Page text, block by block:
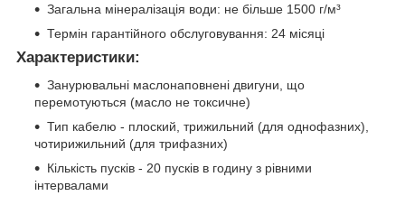
Загальна мінералізація води: не більше 1500 г/м³
Термін гарантійного обслуговування: 24 місяці
Характеристики:
Занурювальні маслонаповнені двигуни, що
перемотуються (масло не токсичне)
Тип кабелю - плоский, трижильний (для однофазних),
чотирижильний (для трифазних)
Кількість пусків - 20 пусків в годину з рівними
інтервалами